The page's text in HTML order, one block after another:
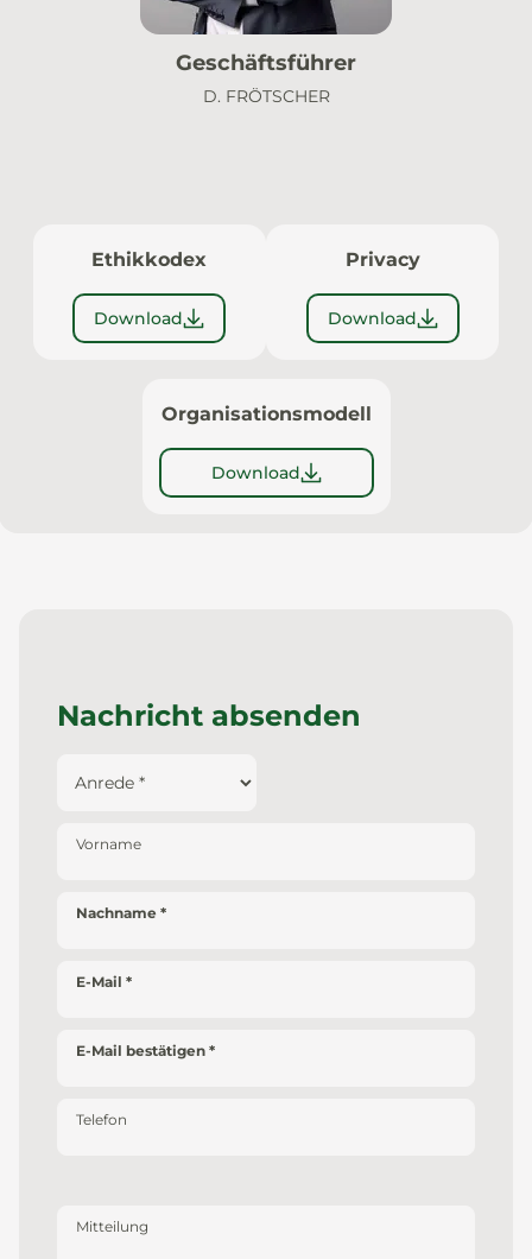
Geschäftsführer
D. FRÖTSCHER
Ethikkodex
Download
Privacy
Download
Organisationsmodell
Download
Nachricht absenden
Vorname
Nachname
E-Mail
E-Mail bestätigen
Telefon
Mitteilung